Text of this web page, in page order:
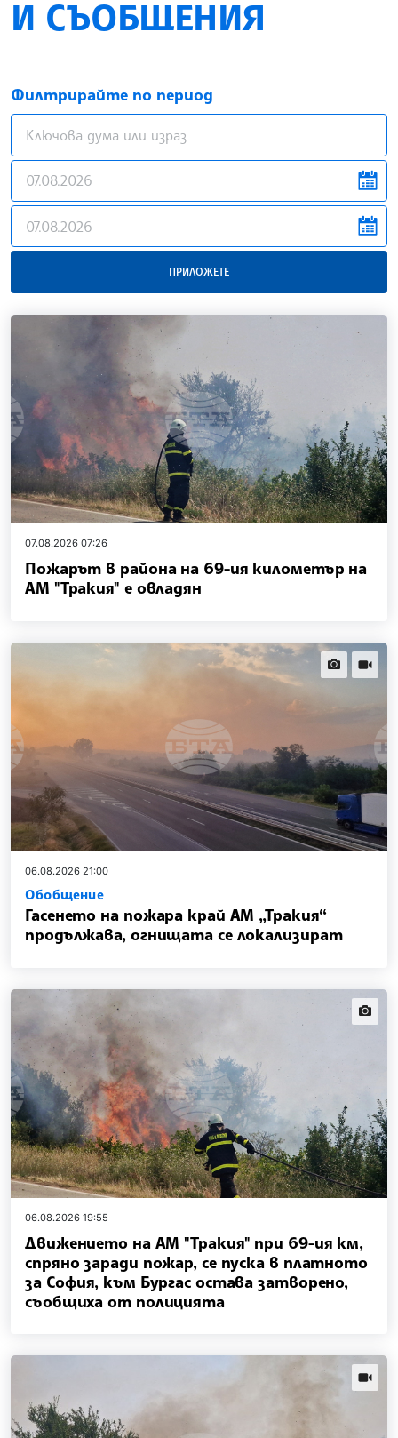
И СЪОБЩЕНИЯ
Филтрирайте по период
news.filter.from
news.filter.to
ПРИЛОЖЕТЕ
07.08.2026 07:26
Пожарът в района на 69-ия километър на
АМ "Тракия" е овладян
news.images
06.08.2026 21:00
Обобщение
Гасенето на пожара край АМ „Тракия“
продължава, огнищата се локализират
06.08.2026 19:55
Движението на АМ "Тракия" при 69-ия км,
спряно заради пожар, се пуска в платното
за София, към Бургас остава затворено,
съобщиха от полицията